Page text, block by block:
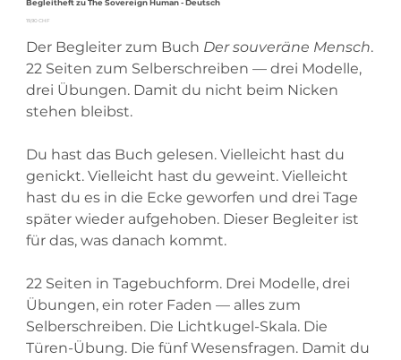
Begleitheft zu The Sovereign Human - Deutsch
Preis
19,90 CHF
Der Begleiter zum Buch Der souveräne Mensch.
22 Seiten zum Selberschreiben — drei Modelle,
drei Übungen. Damit du nicht beim Nicken
stehen bleibst.
Du hast das Buch gelesen. Vielleicht hast du
genickt. Vielleicht hast du geweint. Vielleicht
hast du es in die Ecke geworfen und drei Tage
später wieder aufgehoben. Dieser Begleiter ist
für das, was danach kommt.
22 Seiten in Tagebuchform. Drei Modelle, drei
Übungen, ein roter Faden — alles zum
Selberschreiben. Die Lichtkugel-Skala. Die
Türen-Übung. Die fünf Wesensfragen. Damit du